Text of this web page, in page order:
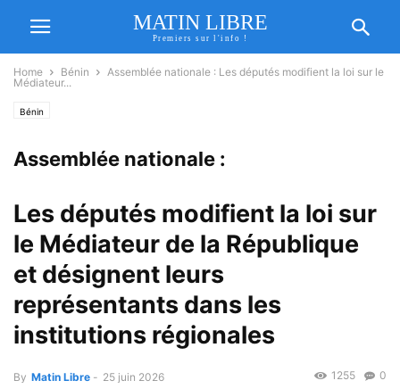
MATIN LIBRE
Premiers sur l'info !
Home Bénin
Assemblée nationale : Les députés modifient la loi sur le
Médiateur...
Bénin
Assemblée nationale :
Les députés modifient la loi sur
le Médiateur de la République
et désignent leurs
représentants dans les
institutions régionales
By Matin Libre - 25 juin 2026 0
1255